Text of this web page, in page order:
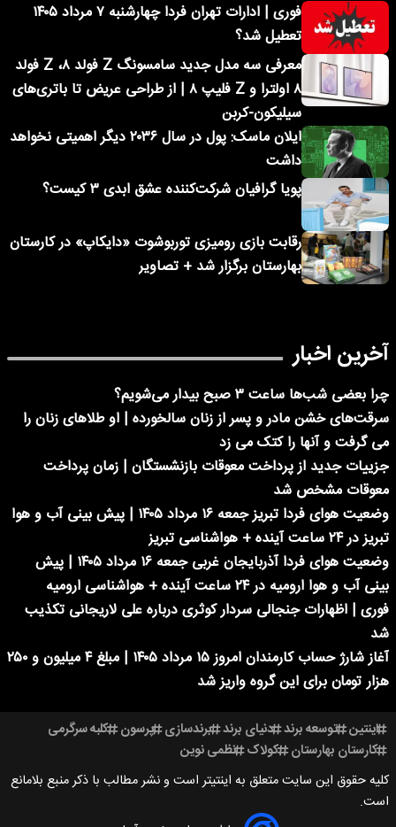
فوری | ادارات تهران فردا چهارشنبه ۷ مرداد ۱۴۰۵
تعطیل شد؟
معرفی سه مدل جدید سامسونگ Z فولد ۸، Z فولد
۸ اولترا و Z فلیپ ۸ | از طراحی عریض تا باتری‌های
سیلیکون-کربن
ایلان ماسک: پول در سال ۲۰۳۶ دیگر اهمیتی نخواهد
داشت
پویا گرافیان شرکت‌کننده عشق ابدی ۳ کیست؟
رقابت بازی رومیزی توربوشوت «دایکاپ» در کارستان
بهارستان برگزار شد + تصاویر
آخرین اخبار
چرا بعضی شب‌ها ساعت ۳ صبح بیدار می‌شویم؟
سرقت‌های خشن مادر و پسر از زنان سالخورده | او طلاهای زنان را
می گرفت و آنها را کتک می زد
جزییات جدید از پرداخت معوقات بازنشستگان | زمان پرداخت
معوقات مشخص شد
وضعیت هوای فردا تبریز جمعه ۱۶ مرداد ۱۴۰۵ | پیش بینی آب و هوا
تبریز در ۲۴ ساعت آینده + هواشناسی تبریز
وضعیت هوای فردا آذربایجان غربی جمعه ۱۶ مرداد ۱۴۰۵ | پیش
بینی آب و هوا ارومیه در ۲۴ ساعت آینده + هواشناسی ارومیه
فوری | اظهارات جنجالی سردار کوثری درباره علی لاریجانی تکذیب
شد
آغاز شارژ حساب کارمندان امروز ۱۵ مرداد ۱۴۰۵ | مبلغ ۴ میلیون و ۲۵۰
هزار تومان برای این گروه واریز شد
اینتین توسعه برند دنیای برند برندسازی پرسون کلبه سرگرمی
کارستان بهارستان کولاک نظمی نوین
کلیه حقوق این سایت متعلق به اینتیتر است و نشر مطالب با ذکر منبع بلامانع
است.